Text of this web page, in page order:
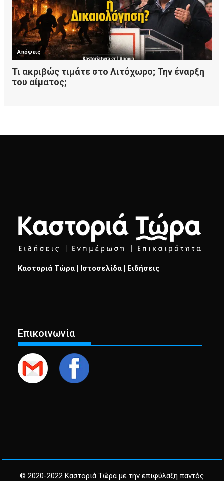
Καστοριά Τώρα | Ιστοσελίδα | Ειδήσεις
Επικοινωνία
© 2020-2022 Καστοριά Τώρα με την επιφύλαξη παντός